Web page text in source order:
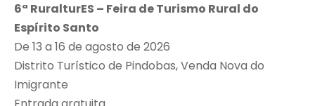
6ª RuralturES – Feira de Turismo Rural do
Espírito Santo
De 13 a 16 de agosto de 2026
Distrito Turístico de Pindobas, Venda Nova do
Imigrante